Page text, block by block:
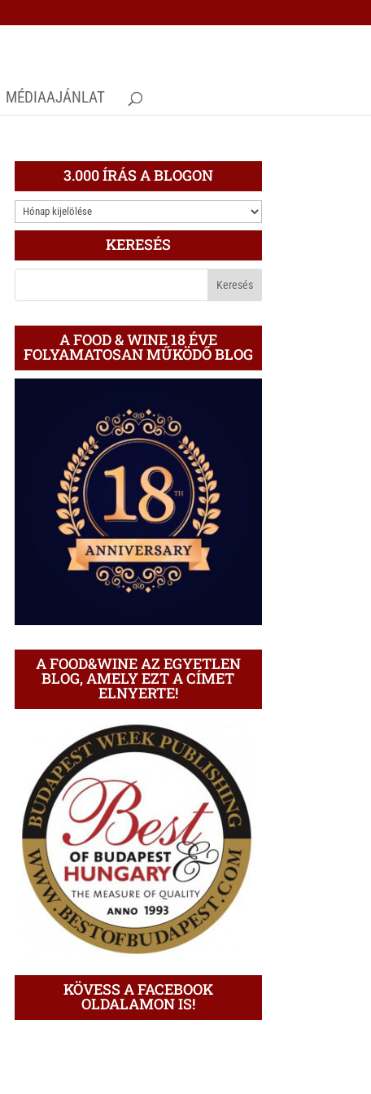
MÉDIAAJÁNLAT
3.000 ÍRÁS A BLOGON
3.000
ÍRÁS
BLOGON
KERESÉS
A FOOD & WINE 18 ÉVE
FOLYAMATOSAN MŰKÖDŐ BLOG
A FOOD&WINE AZ EGYETLEN
BLOG, AMELY EZT A CÍMET
ELNYERTE!
KÖVESS A FACEBOOK
OLDALAMON IS!